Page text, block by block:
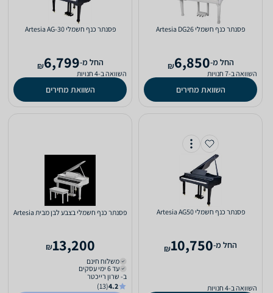
‏פסנתר כנף חשמלי Artesia DG26
‫החל מ-6,850
₪
השוואה ב-7 חנויות
השוואת מחירים
‏פסנתר כנף חשמלי Artesia AG-30
‫החל מ-6,799
₪
השוואה ב-4 חנויות
השוואת מחירים
‏פסנתר כנף חשמלי Artesia AG50
‫החל מ-10,750
₪
השוואה ב-4 חנויות
פסנתר כנף חשמלי בצבע לבן מבית Artesia
13,200
₪
משלוח חינם
עד 6 ימי עסקים
ב- שרון רייכטר
4.2
(13)